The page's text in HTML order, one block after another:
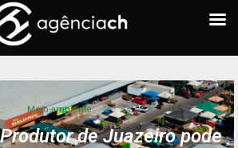
Meio-ambiente
de Juazeiro pode